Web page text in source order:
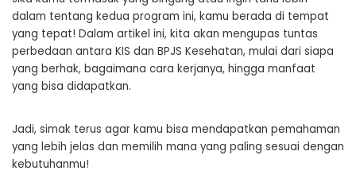
dalam tentang kedua program ini, kamu berada di tempat
yang tepat! Dalam artikel ini, kita akan mengupas tuntas
perbedaan antara KIS dan BPJS Kesehatan, mulai dari siapa
yang berhak, bagaimana cara kerjanya, hingga manfaat
yang bisa didapatkan.
Jadi, simak terus agar kamu bisa mendapatkan pemahaman
yang lebih jelas dan memilih mana yang paling sesuai dengan
kebutuhanmu!